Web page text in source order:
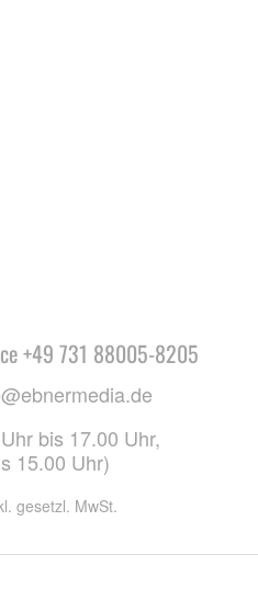
+49 731 88005-8205
bis 17.00 Uhr,
15.00 Uhr)
gesetzl. MwSt.